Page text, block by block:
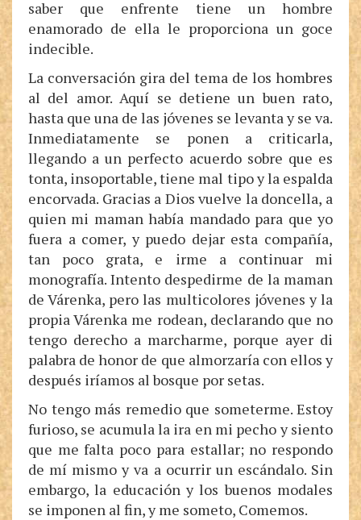
saber que enfrente tiene un hombre
enamorado de ella le proporciona un goce
indecible.
La conversación gira del tema de los hombres
al del amor. Aquí se detiene un buen rato,
hasta que una de las jóvenes se levanta y se va.
Inmediatamente se ponen a criticarla,
llegando a un perfecto acuerdo sobre que es
tonta, insoportable, tiene mal tipo y la espalda
encorvada. Gracias a Dios vuelve la doncella, a
quien mi maman había mandado para que yo
fuera a comer, y puedo dejar esta compañía,
tan poco grata, e irme a continuar mi
monografía. Intento despedirme de la maman
de Várenka, pero las multicolores jóvenes y la
propia Várenka me rodean, declarando que no
tengo derecho a marcharme, porque ayer di
palabra de honor de que almorzaría con ellos y
después iríamos al bosque por setas.
No tengo más remedio que someterme. Estoy
furioso, se acumula la ira en mi pecho y siento
que me falta poco para estallar; no respondo
de mí mismo y va a ocurrir un escándalo. Sin
embargo, la educación y los buenos modales
se imponen al fin, y me someto, Comemos.